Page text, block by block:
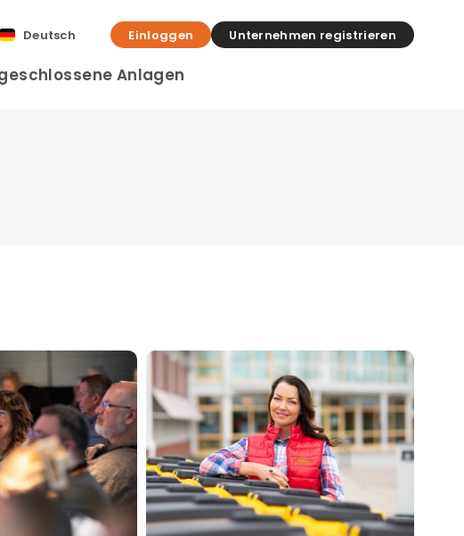
Deutsch Einloggen Unternehmen registrieren
Anlagen